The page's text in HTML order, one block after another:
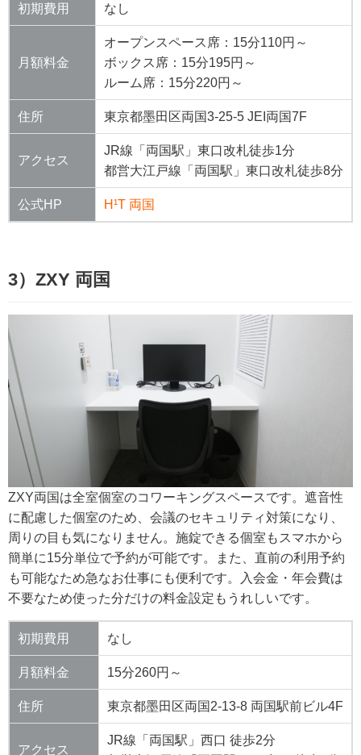
初期費用 なし
月額料金
オープンスペース席：15分110円～
ボックス席：15分195円～
ルーム席：15分220円～
住所 東京都墨田区両国3-25-5 JEI両国7F
アクセス
JR線「両国駅」東口改札徒歩1分
都営大江戸線「両国駅」東口改札徒歩8分
公式HP H¹T 両国
3）ZXY 両国
ZXY両国は全室個室のコワーキングスペースです。遮音性
に配慮した個室のため、会議のセキュリティ対策になり、
周りの目も気になりません。施錠できる個室もスマホから
簡単に15分単位で予約が可能です。また、直前の利用予約
も可能なため急なお仕事にも便利です。入会金・年会費は
不要なため使った分だけの料金設定もうれしいです。
初期費用 なし
月額料金 15分260円～
住所 東京都墨田区両国2-13-8 両国駅前ビル4F
アクセス
JR線「両国駅」西口 徒歩2分